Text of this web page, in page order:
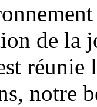
de la
notre